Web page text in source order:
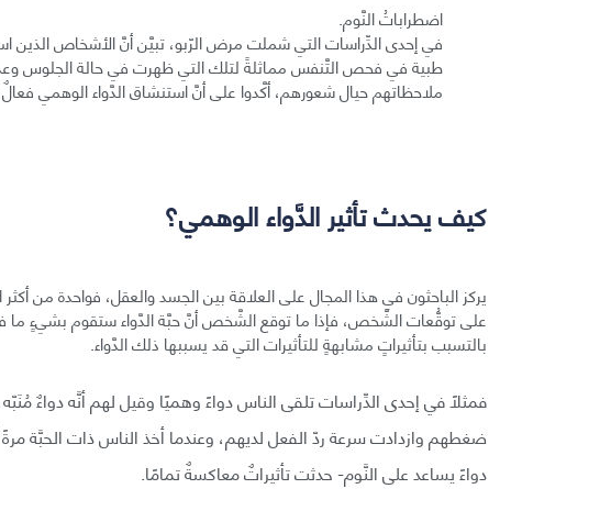
اضطراباتُ النَّوم.
في إحدى الدِّراسات التي شملت مرض الرّبو، تبيَّن أنَّ الأشخاص الذين
طبية في فحص التَّنفس مماثلةً لتلك التي ظهرت في حالة الجلوس
ملاحظاتهم حيال شعورهم، أكَّدوا على أنَّ استنشاق الدَّواء الوهمي فعالٌ
كيف يحدث تأثير الدَّواء الوهمي؟
يركز الباحثون في هذا المجال على العلاقة بين الجسد والعقل، فواحدة من أكثر
على توقُّعات الشَّخص، فإذا ما توقع الشَّخص أنَّ حبَّة الدَّواء ستقوم بشيءٍ ما
بالتسبب بتأثيراتٍ مشابهةٍ للتأثيرات التي قد يسببها ذلك الدَّواء.
فمثلًا في إحدى الدِّراسات تلقى الناس دواءً وهميًا وقيل لهم أنَّه دواءٌ
ضغطهم وازدادت سرعة ردّ الفعل لديهم، وعندما أخذ الناس ذات الحبَّة
دواءً يساعد على النَّوم- حدثت تأثيراتٌ معاكسةٌ تمامًا.